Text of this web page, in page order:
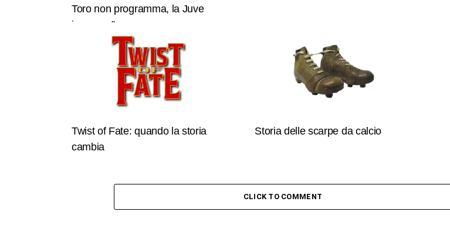
Toro non programma, la Juve
invece…”
Twist of Fate: quando la storia
cambia
Storia delle scarpe da calcio
CLICK TO COMMENT